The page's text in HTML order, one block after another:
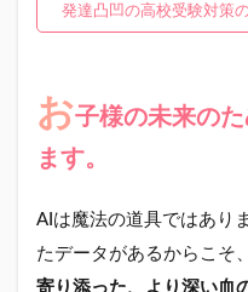
発達凸凹の高校受験対策
お子様の未来の
ます。
AIは魔法の道具ではあり
たデータがあるからこそ
寄り添った、より深い血